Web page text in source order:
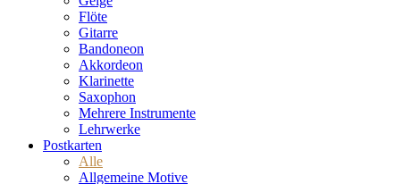
Flöte
Gitarre
Bandoneon
Akkordeon
Klarinette
Saxophon
Mehrere Instrumente
Lehrwerke
Postkarten
Alle
Allgemeine Motive